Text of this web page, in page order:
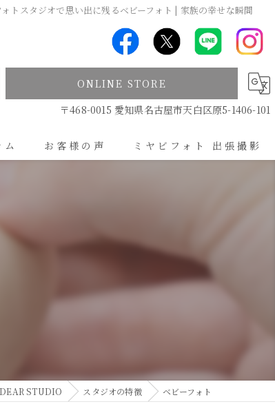
トスタジオで思い出に残るベビーフォト | 家族の幸せな瞬間
ONLINE STORE
〒468-0015 愛知県名古屋市天白区原5-1406-101
お客様の声 ミヤビフォト 出張撮影
STUDIO スタジオの特徴 ベビーフォト